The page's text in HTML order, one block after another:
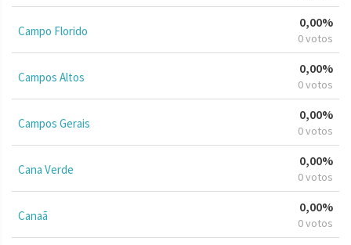
Campo Florido
0,00%
0 votos
Campos Altos
0,00%
0 votos
Campos Gerais
0,00%
0 votos
Cana Verde
0,00%
0 votos
Canaã
0,00%
0 votos